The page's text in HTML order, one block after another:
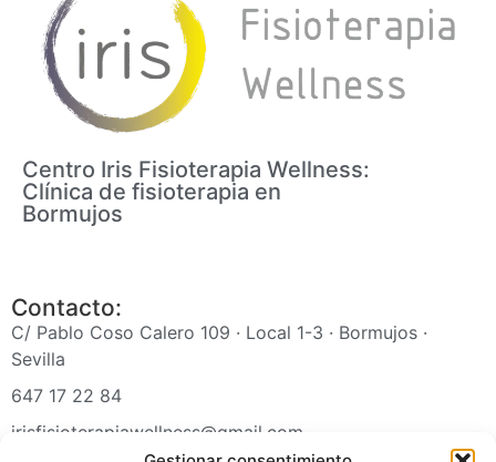
Centro Iris Fisioterapia Wellness:
Clínica de fisioterapia en
Bormujos
Contacto:
C/ Pablo Coso Calero 109 · Local 1-3 · Bormujos ·
Sevilla
647 17 22 84
irisfisioterapiawellness@gmail.com